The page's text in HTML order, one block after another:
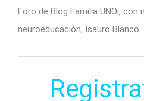
Foro de Blog Familia UNOi,
neuroeducación, Isauro Blanco.